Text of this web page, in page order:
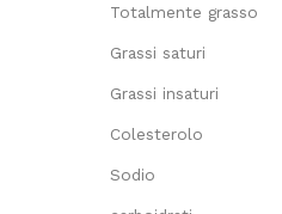
Totalmente grasso
Grassi saturi
Grassi insaturi
Colesterolo
Sodio